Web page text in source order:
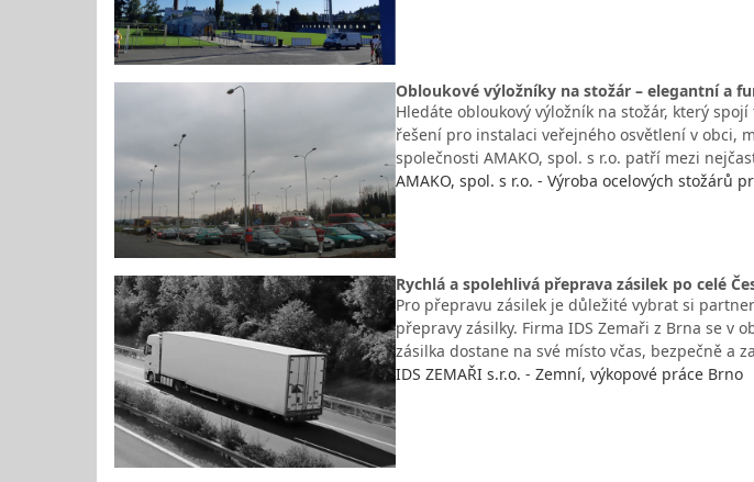
Obloukové výložníky na stožár – elegantní a
Hledáte obloukový výložník na stožár, který
řešení pro instalaci veřejného osvětlení v obci,
společnosti AMAKO, spol. s r.o. patří mezi
AMAKO, spol. s r.o. - Výroba ocelových stožárů
Rychlá a spolehlivá přeprava zásilek po celé
Pro přepravu zásilek je důležité vybrat si
přepravy zásilky. Firma IDS Zemaři z Brna se v
zásilka dostane na své místo včas, bezpečně a
IDS ZEMAŘI s.r.o. - Zemní, výkopové práce Brno